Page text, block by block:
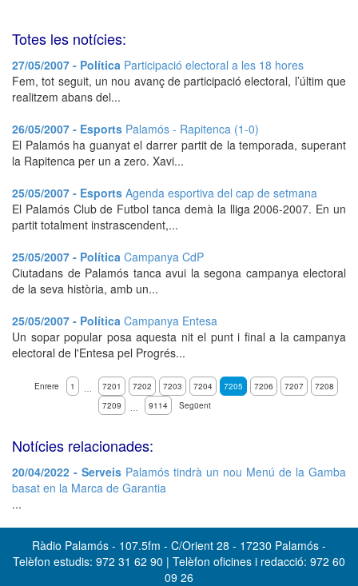
Totes les notícies:
27/05/2007 - Política Participació electoral a les 18 hores
Fem, tot seguit, un nou avanç de participació electoral, l’últim que
realitzem abans del...
26/05/2007 - Esports Palamós - Rapitenca (1-0)
El Palamós ha guanyat el darrer partit de la temporada, superant
la Rapitenca per un a zero. Xavi...
25/05/2007 - Esports Agenda esportiva del cap de setmana
El Palamós Club de Futbol tanca demà la lliga 2006-2007. En un
partit totalment instrascendent,...
25/05/2007 - Política Campanya CdP
Ciutadans de Palamós tanca avui la segona campanya electoral
de la seva història, amb un...
25/05/2007 - Política Campanya Entesa
Un sopar popular posa aquesta nit el punt i final a la campanya
electoral de l'Entesa pel Progrés...
Enrere 1 … 7201 7202 7203 7204 7205 7206 7207
7208
7209
… 9114 Següent
Notícies relacionades:
20/04/2022 - Serveis Palamós tindrà un nou Menú de la Gamba
basat en la Marca de Garantia
...
Ràdio Palamós - 107.5fm - C/Orient 28 - 17230 Palamós -
Telèfon estudis: 972 31 62 90 | Telèfon oficines i redacció: 972 60
09 26